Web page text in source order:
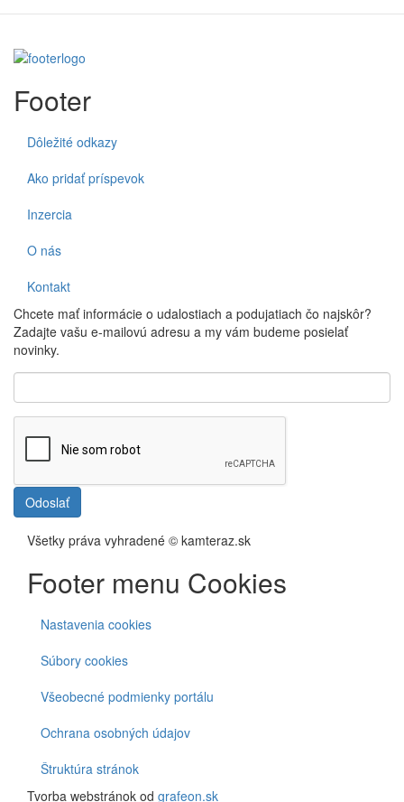
Footer
Dôležité odkazy
Ako pridať príspevok
Inzercia
O nás
Kontakt
Chcete mať informácie o udalostiach a podujatiach čo najskôr?
Zadajte vašu e-mailovú adresu a my vám budeme posielať
novinky.
Odoslať
Všetky práva vyhradené © kamteraz.sk
Footer menu Cookies
Nastavenia cookies
Súbory cookies
Všeobecné podmienky portálu
Ochrana osobných údajov
Štruktúra stránok
Tvorba webstránok od grafeon.sk